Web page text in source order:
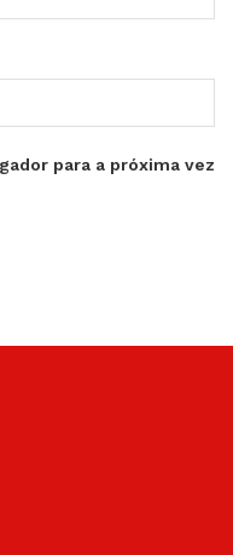
para a próxima vez